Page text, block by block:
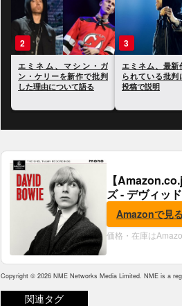
2
エミネム、マシン・ガ
ン・ケリーを新作で批判
した理由について語る
3
エミネム、最新
られている批判
投稿で説明
【
ズ - デヴィッ
Amazonで見る
価格・在庫は
Copyright © 2026 NME Networks Media Limited. NME is a
関連タグ